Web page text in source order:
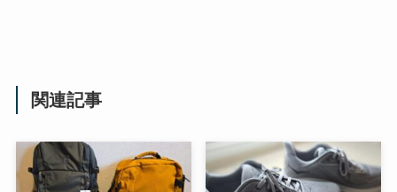
関連記事